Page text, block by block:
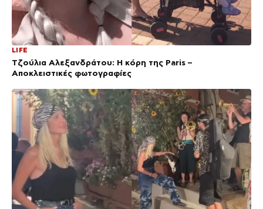
LIFE
Τζούλια Αλεξανδράτου: Η κόρη της Paris –
Αποκλειστικές φωτογραφίες